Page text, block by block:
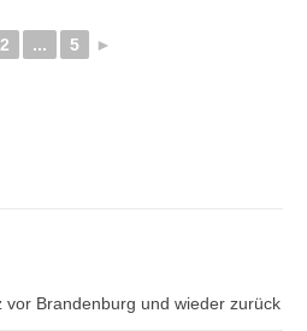
2 ... 5 ►
vor Brandenburg und wieder zurück